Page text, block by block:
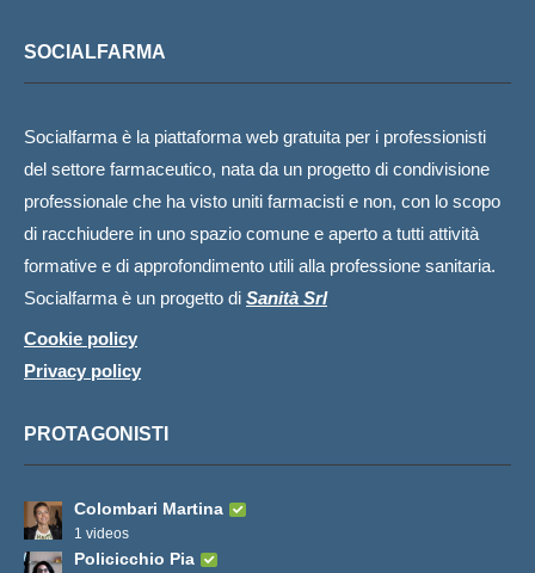
SOCIALFARMA
Socialfarma è la piattaforma web gratuita per i professionisti
del settore farmaceutico, nata da un progetto di condivisione
professionale che ha visto uniti farmacisti e non, con lo scopo
di racchiudere in uno spazio comune e aperto a tutti attività
formative e di approfondimento utili alla professione sanitaria.
Socialfarma è un progetto di Sanità Srl
Cookie policy
Privacy policy
PROTAGONISTI
Colombari Martina
1 videos
Policicchio Pia